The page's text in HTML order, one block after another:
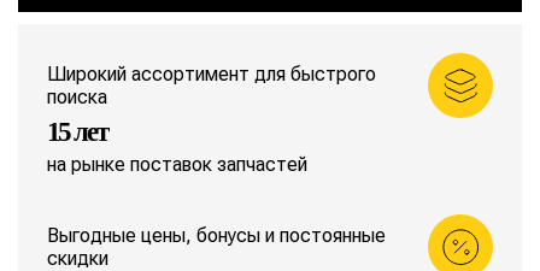
Широкий ассортимент для быстрого
поиска
15 лет
на рынке поставок запчастей
Выгодные цены, бонусы и постоянные
скидки